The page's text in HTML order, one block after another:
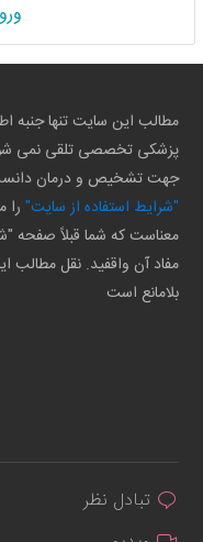
مطالب این سایت تنها جنبه
پزشکی تخصصی تلقی نمی
جهت تشخیص و درمان
"شرایط استفاده از سایت" را
معناست که شما قبلاً صفحه
مفاد آن واقفید. نقل مطالب
بلامانع است
تبادل نظر